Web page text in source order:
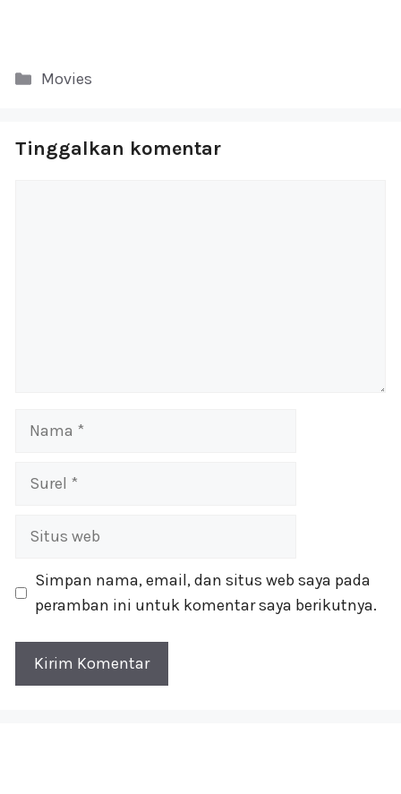
Kategori
Movies
Tinggalkan komentar
Nama
Surel
Situs
Simpan nama, email, dan situs web saya pada
peramban ini untuk komentar saya berikutnya.